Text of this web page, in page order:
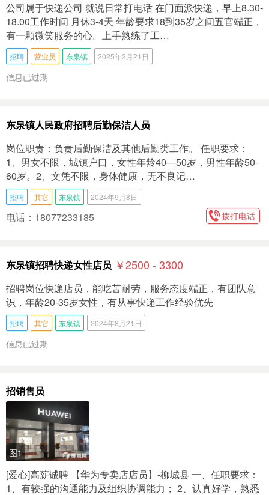
公司属于快递公司 就说日常打电话 在门面派快递，早上8.30-
18.00工作时间 月休3-4天 年龄要求18到35岁之间五官端正，
有一颗微笑服务的心。上手熟练了工…
招聘 营业员 东泉镇 2025年2月21日
信息已过期
东泉镇人民政府招聘后勤保洁人员
岗位职责：负责后勤保洁及其他后勤类工作。 任职要求：
1、男女不限，城镇户口，女性年龄40—50岁，男性年龄50-
60岁。2、文凭不限，身体健康，无不良记…
招聘 其它 东泉镇 2024年9月8日
电话：18077233185 拨打电话
东泉镇招聘快递女性店员 ￥2500 - 3300
招聘岗位快递店员，能吃苦耐劳，服务态度端正，有团队意
识，年龄20-35岁女性，有从事快递工作经验优先
招聘 其它 东泉镇 2024年8月21日
信息已过期
招销售员
图1
[爱心]高薪诚聘 【华为专卖店店员】-柳城县 一、任职要求：
1、有较强的沟通能力及组织协调能力； 2、认真好学，熟悉